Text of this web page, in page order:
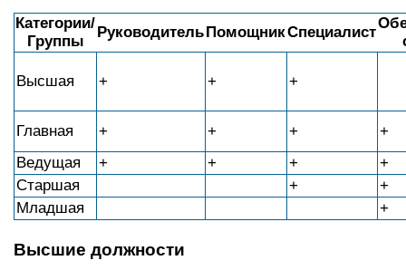
Категории/
Группы
РуководительПомощникСпециалист
Высшая + + +
Главная + + +
+
Ведущая
+ + +
+
Старшая
+
+
Младшая
+
Высшие должности